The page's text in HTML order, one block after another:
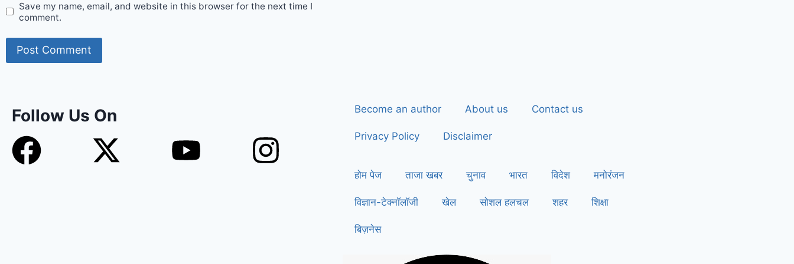
Save my name, email, and website in this browser for the next time I
comment.
Follow Us On Become an author About us Contact us
Privacy Policy Disclaimer
होम पेज ताजा खबर चुनाव भारत विदेश मनोरंजन
विज्ञान-टेक्नॉलॉजी खेल सोशल हलचल शहर शिक्षा
बिज़नेस